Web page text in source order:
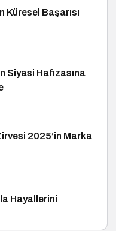
Küresel Başarısı
Siyasi Hafızasına
2025’in Marka
Hayallerini